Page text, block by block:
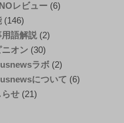
レビュー (6)
(146)
用語解説 (2)
ニオン (30)
ラボ (2)
について (6)
らせ (21)